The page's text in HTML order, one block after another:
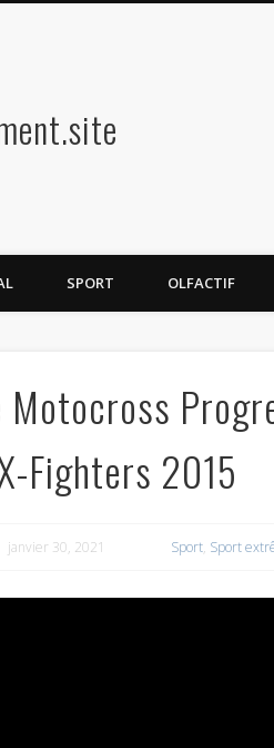
SPORT OLFACTIF
Motocross
Fighters 2015
janvier 30, 2021 Sport, Sport